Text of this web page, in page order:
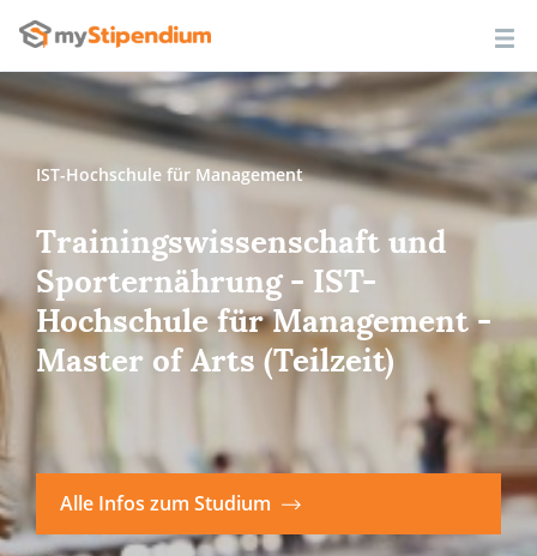
IST-Hochschule für Management
Trainingswissenschaft und
Sporternährung - IST-
Hochschule für Management -
Master of Arts (Teilzeit)
Alle Infos zum Studium